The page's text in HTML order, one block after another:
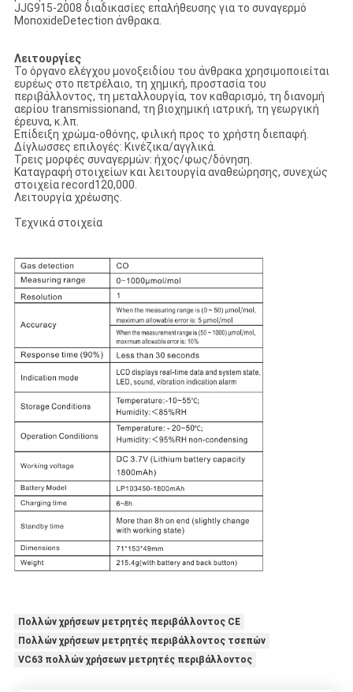
JJG915-2008 διαδικασίες επαλήθευσης για το συναγερμό
MonoxideDetection άνθρακα.
Λειτουργίες
Το όργανο ελέγχου μονοξειδίου του άνθρακα χρησιμοποιείται
ευρέως στο πετρέλαιο, τη χημική, προστασία του
περιβάλλοντος, τη μεταλλουργία, τον καθαρισμό, τη διανομή
αερίου transmissionand, τη βιοχημική ιατρική, τη γεωργική
έρευνα, κ.λπ.
Επίδειξη χρώμα-οθόνης, φιλική προς το χρήστη διεπαφή.
Δίγλωσσες επιλογές: Κινέζικα/αγγλικά.
Τρεις μορφές συναγερμών: ήχος/φως/δόνηση.
Καταγραφή στοιχείων και λειτουργία αναθεώρησης, συνεχώς
στοιχεία record120,000.
Λειτουργία χρέωσης.
Τεχνικά στοιχεία
Πολλών χρήσεων μετρητές περιβάλλοντος CE
Πολλών χρήσεων μετρητές περιβάλλοντος τσεπών
VC63 πολλών χρήσεων μετρητές περιβάλλοντος